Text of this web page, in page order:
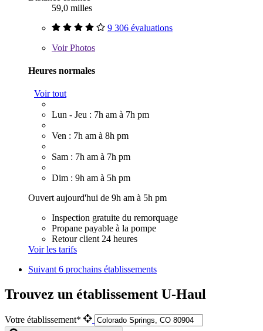
59,0 milles
9 306 évaluations
VoirPhotos
Heures normales
Voir tout
Lun - Jeu : 7h am à 7h pm
Ven : 7h am à 8h pm
Sam : 7h am à 7h pm
Dim : 9h am à 5h pm
Ouvert aujourd'hui de 9h am à 5h pm
Inspection gratuite du remorquage
Propane payable à la pompe
Retour client 24 heures
Voir les tarifs
Suivant6 prochains établissements
Trouvez un établissement U-Haul
Votre établissement*